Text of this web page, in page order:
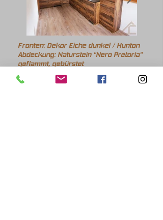
Fronten: Dekor Eiche dunkel / Hunton
Abdeckung: Naturstein "Nero Pretoria"
geflammt, gebürstet
Küchengeräte: Miele